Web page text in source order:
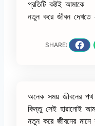
প্রতিটি কষ্টই আমাকে
নতুন করে জীবন
SHARE:
অনেক সময় জীবনের পথ
কিন্তু সেই হারানোই
নতুন করে জীবনের